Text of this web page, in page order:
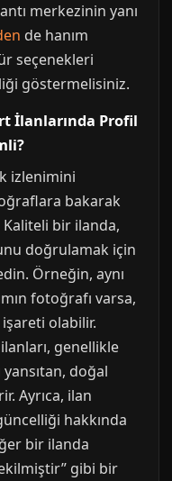
merkezinin yanı
de hanım
seçenekleri
göstermelisiniz.
İlanlarında Profil
izlenimini
bakarak
Kaliteli bir ilanda,
doğrulamak için
Örneğin, aynı
fotoğrafı varsa,
işareti olabilir.
genellikle
yansıtan, doğal
Ayrıca, ilan
hakkında
bir ilanda
gibi bir